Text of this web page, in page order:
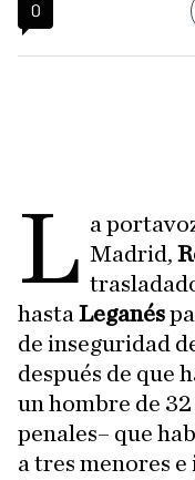
0
L a
Madrid,
hasta Leganés
de inseguridad
después de que
un hombre de
penales– que
a tres menores